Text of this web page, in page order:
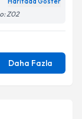
Z02
Daha Fazla